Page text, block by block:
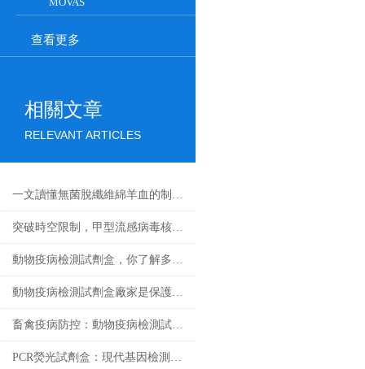
查看更多
相關文章
RELEVANT ARTICLES
一文讀懂無菌脫纖維綿羊血的制備工藝
突破時空限制，甲型流感病毒核酸檢測試劑盒的應用與發展
動物疫病檢測試劑盒，你了解多少？
動物疫病檢測試劑盒廠家是保護動物健康的重要環節
畜禽疫病防控：動物疫病檢測試劑盒的核心作用
PCR熒光試劑盒：現代基因檢測的得力助手